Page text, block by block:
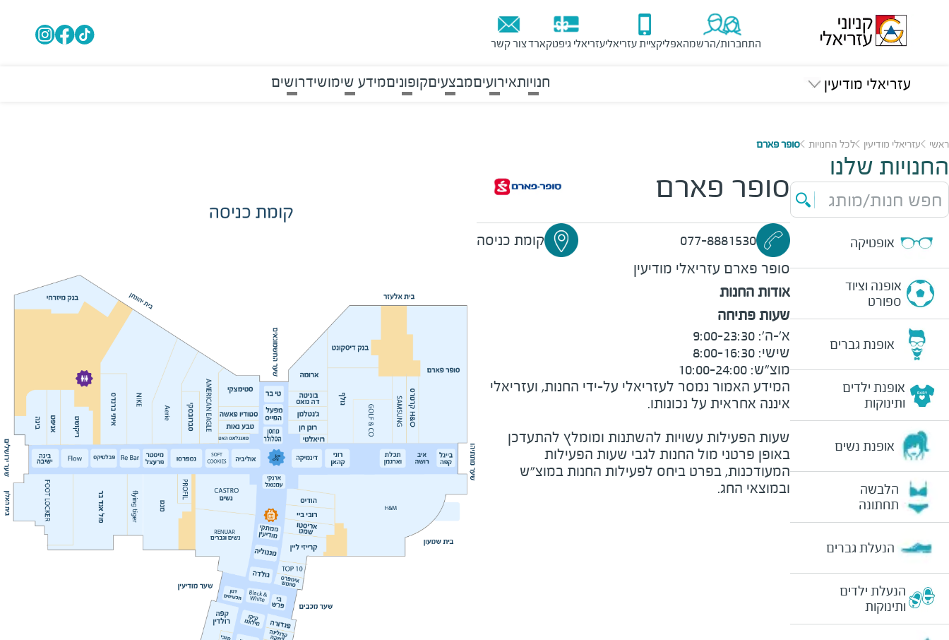
התחברות/הרשמהאפליקציית עזריאליעזריאלי גיפטקארדצור קשר
עזריאלי מודיעין חנויותאירועיםמבצעיםקופוניםמידע שימושידרושים
ראשי עזריאלי מודיעין לכל החנויות סופר פארם
החנויות שלנו
חפש חנות/מותג
אופטיקה
אופנה וציוד
ספורט
אופנת גברים
אופנת ילדים
ותינוקות
אופנת נשים
הלבשה
תחתונה
הנעלת גברים
הנעלת ילדים
ותינוקות
סופר פארם
077-8881530
קומת כניסה
סופר פארם עזריאלי מודיעין
אודות החנות
שעות פתיחה
מוצ"ש: 10:00-24:00
המידע האמור נמסר לעזריאלי על-ידי החנות, ועזריאלי
שעות הפעילות עשויות להשתנות ומומלץ להתעדכן
באופן פרטני מול החנות לגבי שעות הפעילות
המעודכנות, בפרט ביחס לפעילות החנות במוצ"ש
ובמוצאי החג.